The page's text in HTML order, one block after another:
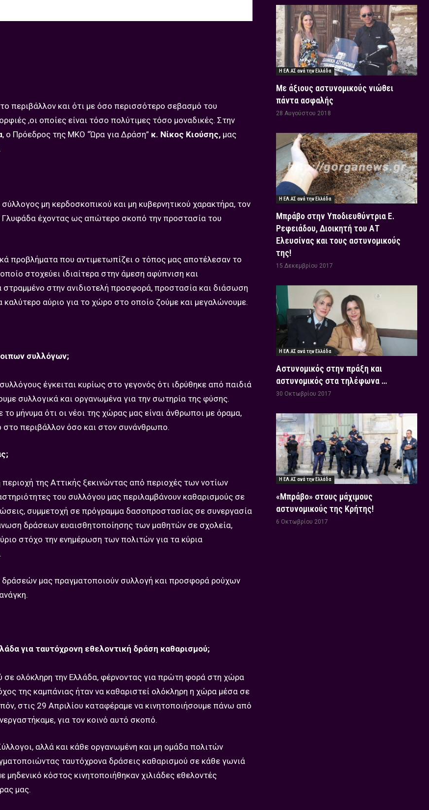
περιβάλλον και ότι με όσο περισσότερο σεβασμό του
,οι οποίες είναι τόσο πολύτιμες τόσο μοναδικές. Στην
, ο Πρόεδρος της ΜΚΟ “Ώρα για Δράση” κ. Νίκος Κιούσης, μας
μη κερδοσκοπικού και μη κυβερνητικού χαρακτήρα, τον
έχοντας ως απώτερο σκοπό την προστασία του
προβλήματα που αντιμετωπίζει ο τόπος μας αποτέλεσαν το
στοχεύει ιδιαίτερα στην άμεση αφύπνιση και
στην ανιδιοτελή προσφορά, προστασία και διάσωση
αύριο για το χώρο στο οποίο ζούμε και μεγαλώνουμε.
συλλόγων;
έγκειται κυρίως στο γεγονός ότι ιδρύθηκε από παιδιά
συλλογικά και οργανωμένα για την σωτηρία της φύσης.
μήνυμα ότι οι νέοι της χώρας μας είναι άνθρωποι με όραμα,
περιβάλλον όσο και στον συνάνθρωπο.
της Αττικής ξεκινώντας από περιοχές των νοτίων
του συλλόγου μας περιλαμβάνουν καθαρισμούς σε
συμμετοχή σε πρόγραμμα δασοπροστασίας σε συνεργασία
δράσεων ευαισθητοποίησης των μαθητών σε σχολεία,
στόχο την ενημέρωση των πολιτών για τα κύρια
μας πραγματοποιούν συλλογή και προσφορά ρούχων
για ταυτόχρονη εθελοντική δράση καθαρισμού;
ολόκληρη την Ελλάδα, φέρνοντας για πρώτη φορά στη χώρα
της καμπάνιας ήταν να καθαριστεί ολόκληρη η χώρα μέσα σε
στις 29 Απριλίου καταφέραμε να κινητοποιήσουμε πάνω από
για τον κοινό αυτό σκοπό.
αλλά και κάθε οργανωμένη και μη ομάδα πολιτών
ταυτόχρονα δράσεις καθαρισμού σε κάθε γωνιά
κόστος κινητοποιήθηκαν χιλιάδες εθελοντές
μας.
Η ΕΛ.ΑΣ ανά την Ελλάδα
Με άξιους αστυνομικούς νιώθει
πάντα ασφαλής
28 Αυγούστου 2018
Η ΕΛ.ΑΣ ανά την Ελλάδα
Μπράβο στην Υποδιευθύντρια Ε.
Ρεφειάδου, Διοικητή του ΑΤ
Ελευσίνας και τους αστυνομικούς
της!
15 Δεκεμβρίου 2017
Η ΕΛ.ΑΣ ανά την Ελλάδα
Αστυνομικός στην πράξη και
αστυνομικός στα τηλέφωνα …
30 Οκτωβρίου 2017
Η ΕΛ.ΑΣ ανά την Ελλάδα
«Μπράβο» στους μάχιμους
αστυνομικούς της Κρήτης!
6 Οκτωβρίου 2017